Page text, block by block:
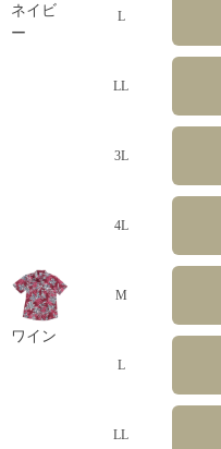
ネイビ
ー
L
LL
3L
4L
ワイン
M
L
LL